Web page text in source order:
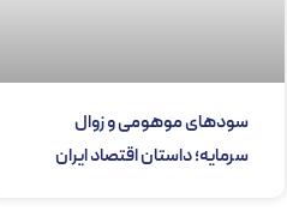
سودهای موهومی و زوال
سرمایه؛ داستان اقتصاد ایران